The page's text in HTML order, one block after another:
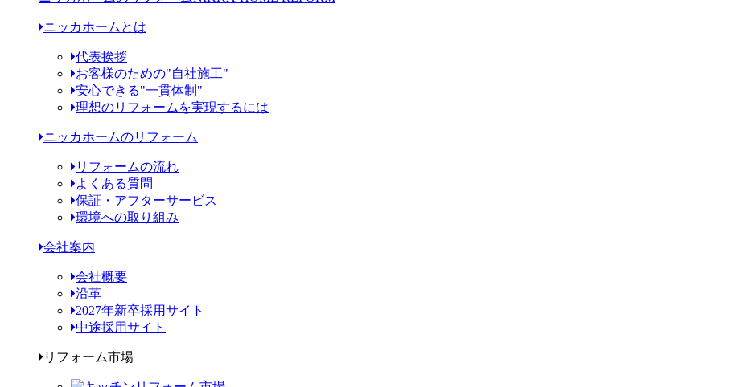
ニッカホームとは
代表挨拶
お客様のための"自社施工"
安心できる"一貫体制"
理想のリフォームを実現するには
ニッカホームのリフォーム
リフォームの流れ
よくある質問
保証・アフターサービス
環境への取り組み
会社案内
会社概要
沿革
2027年新卒採用サイト
中途採用サイト
リフォーム市場